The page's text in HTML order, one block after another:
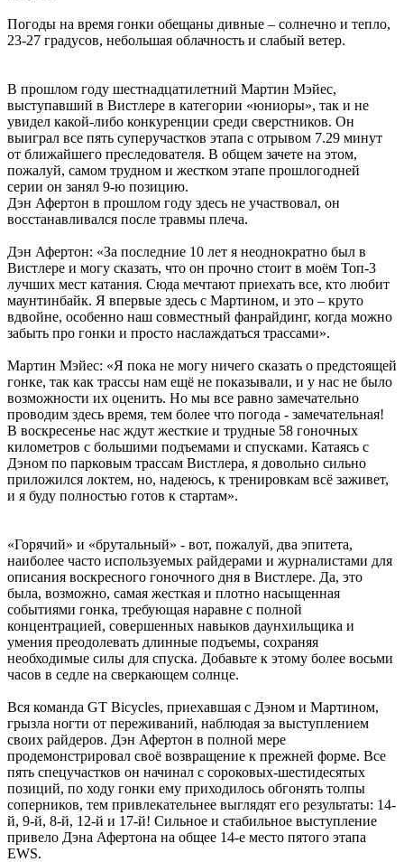
Погоды на время гонки обещаны дивные – солнечно и тепло,
23-27 градусов, небольшая облачность и слабый ветер.
В прошлом году шестнадцатилетний Мартин Мэйес,
выступавший в Вистлере в категории «юниоры», так и не
увидел какой-либо конкуренции среди сверстников. Он
выиграл все пять суперучастков этапа с отрывом 7.29 минут
от ближайшего преследователя. В общем зачете на этом,
пожалуй, самом трудном и жестком этапе прошлогодней
серии он занял 9-ю позицию.
Дэн Афертон в прошлом году здесь не участвовал, он
восстанавливался после травмы плеча.
Дэн Афертон: «За последние 10 лет я неоднократно был в
Вистлере и могу сказать, что он прочно стоит в моём Топ-3
лучших мест катания. Сюда мечтают приехать все, кто любит
маунтинбайк. Я впервые здесь с Мартином, и это – круто
вдвойне, особенно наш совместный фанрайдинг, когда можно
забыть про гонки и просто наслаждаться трассами».
Мартин Мэйес: «Я пока не могу ничего сказать о предстоящей
гонке, так как трассы нам ещё не показывали, и у нас не было
возможности их оценить. Но мы все равно замечательно
проводим здесь время, тем более что погода - замечательная!
В воскресенье нас ждут жесткие и трудные 58 гоночных
километров с большими подъемами и спусками. Катаясь с
Дэном по парковым трассам Вистлера, я довольно сильно
приложился локтем, но, надеюсь, к тренировкам всё заживет,
и я буду полностью готов к стартам».
«Горячий» и «брутальный» - вот, пожалуй, два эпитета,
наиболее часто используемых райдерами и журналистами для
описания воскресного гоночного дня в Вистлере. Да, это
была, возможно, самая жесткая и плотно насыщенная
событиями гонка, требующая наравне с полной
концентрацией, совершенных навыков даунхильщика и
умения преодолевать длинные подъемы, сохраняя
необходимые силы для спуска. Добавьте к этому более восьми
часов в седле на сверкающем солнце.
Вся команда GT Bicycles, приехавшая с Дэном и Мартином,
грызла ногти от переживаний, наблюдая за выступлением
своих райдеров. Дэн Афертон в полной мере
продемонстрировал своё возвращение к прежней форме. Все
пять спецучастков он начинал с сороковых-шестидесятых
позиций, по ходу гонки ему приходилось обгонять толпы
соперников, тем привлекательнее выглядят его результаты: 14-
й, 9-й, 8-й, 12-й и 17-й! Сильное и стабильное выступление
привело Дэна Афертона на общее 14-е место пятого этапа
EWS.